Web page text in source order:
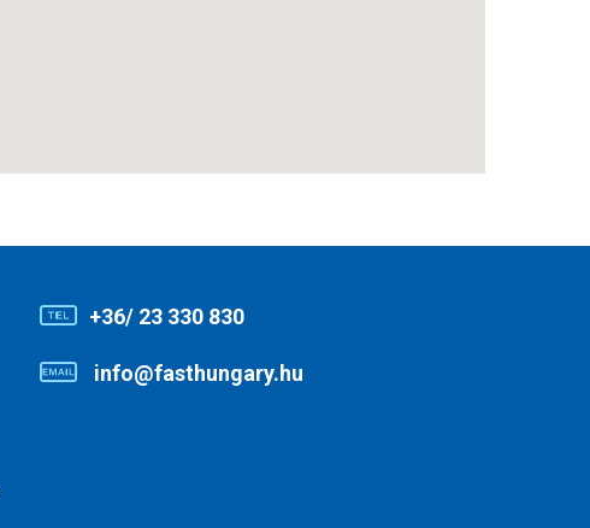
+36/ 23 330 830
info@fasthungary.hu